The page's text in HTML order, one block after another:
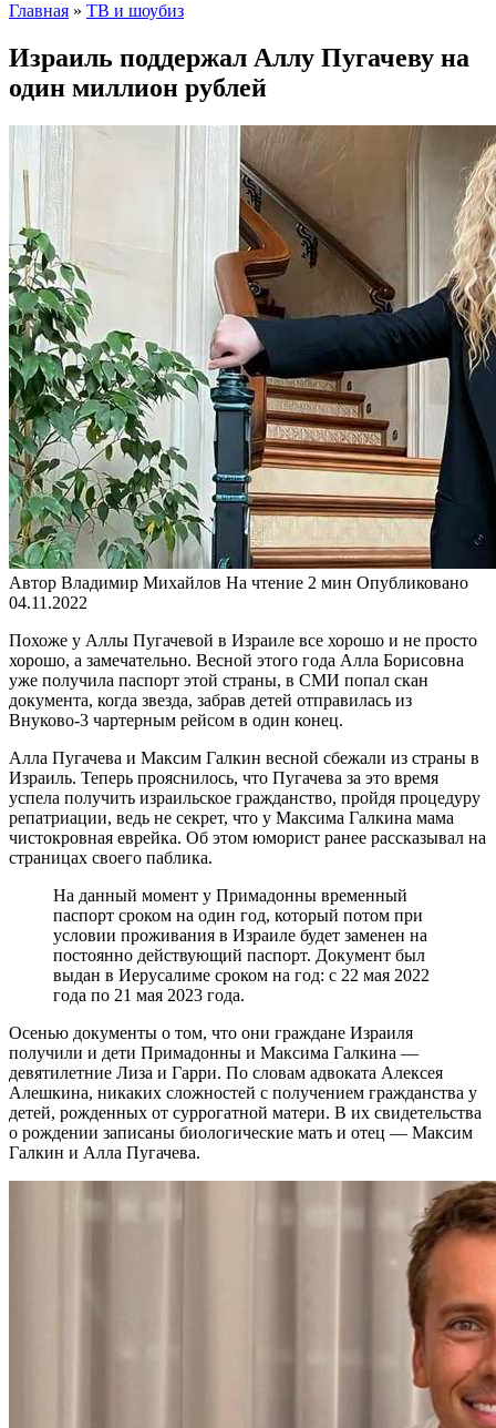
Главная » ТВ и шоубиз
Израиль поддержал Аллу Пугачеву на
один миллион рублей
Автор Владимир Михайлов На чтение 2 мин Опубликовано
04.11.2022
Похоже у Аллы Пугачевой в Израиле все хорошо и не просто
хорошо, а замечательно. Весной этого года Алла Борисовна
уже получила паспорт этой страны, в СМИ попал скан
документа, когда звезда, забрав детей отправилась из
Внуково-3 чартерным рейсом в один конец.
Алла Пугачева и Максим Галкин весной сбежали из страны в
Израиль. Теперь прояснилось, что Пугачева за это время
успела получить израильское гражданство, пройдя процедуру
репатриации, ведь не секрет, что у Максима Галкина мама
чистокровная еврейка. Об этом юморист ранее рассказывал на
страницах своего паблика.
На данный момент у Примадонны временный
паспорт сроком на один год, который потом при
условии проживания в Израиле будет заменен на
постоянно действующий паспорт. Документ был
выдан в Иерусалиме сроком на год: с 22 мая 2022
года по 21 мая 2023 года.
Осенью документы о том, что они граждане Израиля
получили и дети Примадонны и Максима Галкина —
девятилетние Лиза и Гарри. По словам адвоката Алексея
Алешкина, никаких сложностей с получением гражданства у
детей, рожденных от суррогатной матери. В их свидетельства
о рождении записаны биологические мать и отец — Максим
Галкин и Алла Пугачева.